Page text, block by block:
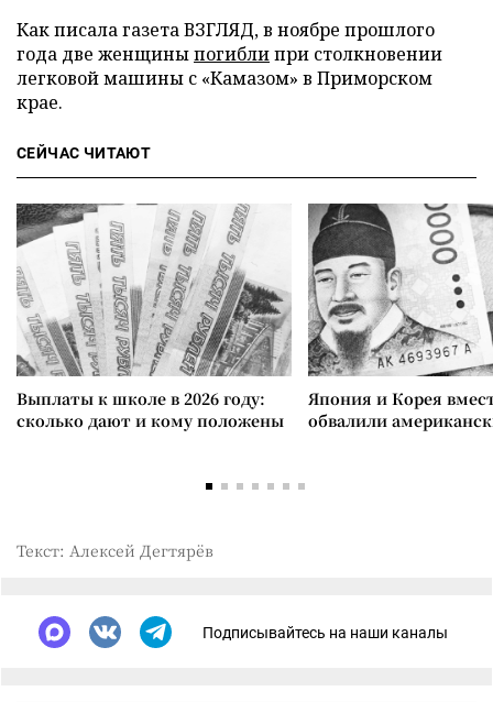
Как писала газета ВЗГЛЯД, в ноябре прошлого
года две женщиныпогиблипри столкновении
легковой машины с «Камазом» в Приморском
крае.
СЕЙЧАС ЧИТАЮТ
Выплаты к школе в 2026 году:
сколько дают и кому положены
Япония и Корея
обвалили
Текст: Алексей Дегтярёв
Подписывайтесь на наши каналы